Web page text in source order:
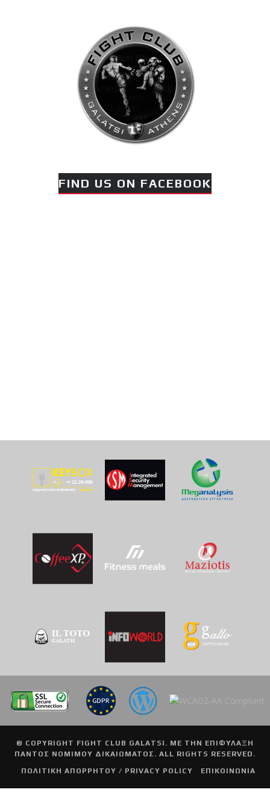
FIND US ON FACEBOOK
© COPYRIGHT FIGHT CLUB GALATSI . ΜΕ ΤΗΝ ΕΠΙΦΥΛΑΞΗ
ΠΑΝΤΟΣ ΝΟΜΙΜΟΥ ΔΙΚΑΙΩΜΑΤΟΣ. ALL RIGHTS RESERVED.
ΠΟΛΙΤΙΚΗ ΑΠΟΡΡΗΤΟΥ / PRIVACY POLICY
ΕΠΙΚΟΙΝΩΝΙΑ